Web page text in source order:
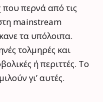
που περνά από τις
στη mainstream
τα υπόλοιπα.
τολμηρές και
ή περιττές. Το
γι’ αυτές.